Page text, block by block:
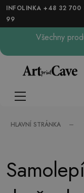
INFOLINKA +48 32 700
99
Všechny
HLAVNÍ STRÁNKA